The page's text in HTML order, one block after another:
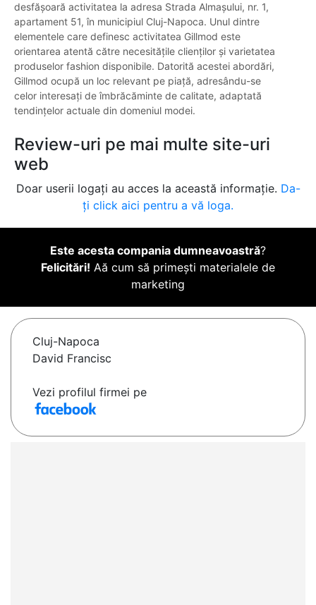
desfășoară activitatea la adresa Strada Almașului, nr. 1,
apartament 51, în municipiul Cluj-Napoca. Unul dintre
elementele care definesc activitatea Gillmod este
orientarea atentă către necesitățile clienților și varietatea
produselor fashion disponibile. Datorită acestei abordări,
Gillmod ocupă un loc relevant pe piață, adresându-se
celor interesați de îmbrăcăminte de calitate, adaptată
tendințelor actuale din domeniul modei.
Review-uri pe mai multe site-uri
web
Doar userii logați au acces la această informație. Da-
ți click aici pentru a vă loga.
Este acesta compania dumneavoastră?
Felicitări! Aă cum să primești materialele de
marketing
Cluj-Napoca
David Francisc
Vezi profilul firmei pe